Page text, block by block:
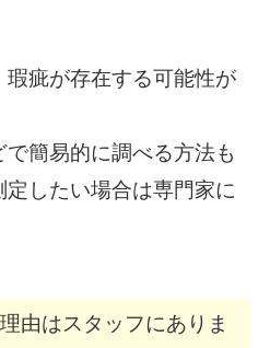
疵が存在する可能性が
簡易的に調べる方法も
したい場合は専門家に
由はスタッフにありま